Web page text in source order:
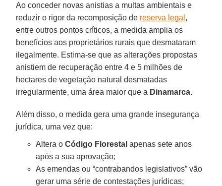
Ao conceder novas anistias a multas ambientais e
reduzir o rigor da recomposição de reserva legal ,
entre outros pontos críticos, a medida amplia os
benefícios aos proprietários rurais que desmataram
ilegalmente. Estima-se que as alterações propostas
anistiem de recuperação entre 4 e 5 milhões de
hectares de vegetação natural desmatadas
irregularmente, uma área maior que a Dinamarca.
Além disso, o medida gera uma grande insegurança
jurídica, uma vez que:
Altera oCódigo Florestal apenas sete anos
após a sua aprovação;
As emendas ou “contrabandos legislativos” vão
gerar uma série de contestações jurídicas;